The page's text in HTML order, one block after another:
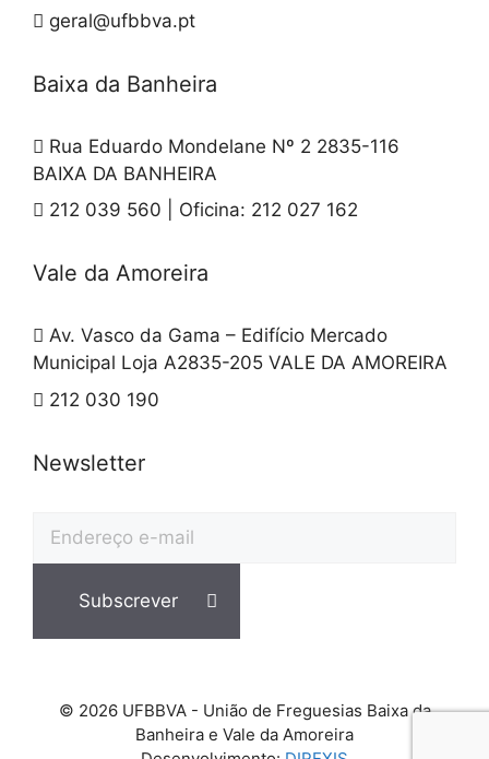
geral@ufbbva.pt
Baixa da Banheira
Rua Eduardo Mondelane Nº 2 2835-116
BAIXA DA BANHEIRA
212 039 560 | Oficina: 212 027 162
Vale da Amoreira
Av. Vasco da Gama – Edifício Mercado
Municipal Loja A2835-205 VALE DA AMOREIRA
212 030 190
Newsletter
© 2026 UFBBVA - União de Freguesias Baixa da
Banheira e Vale da Amoreira